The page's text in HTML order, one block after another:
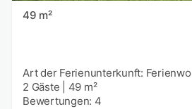
49 m²
Art der Ferienunterkunft:
2 Gäste
49 m²
Bewertungen: 4